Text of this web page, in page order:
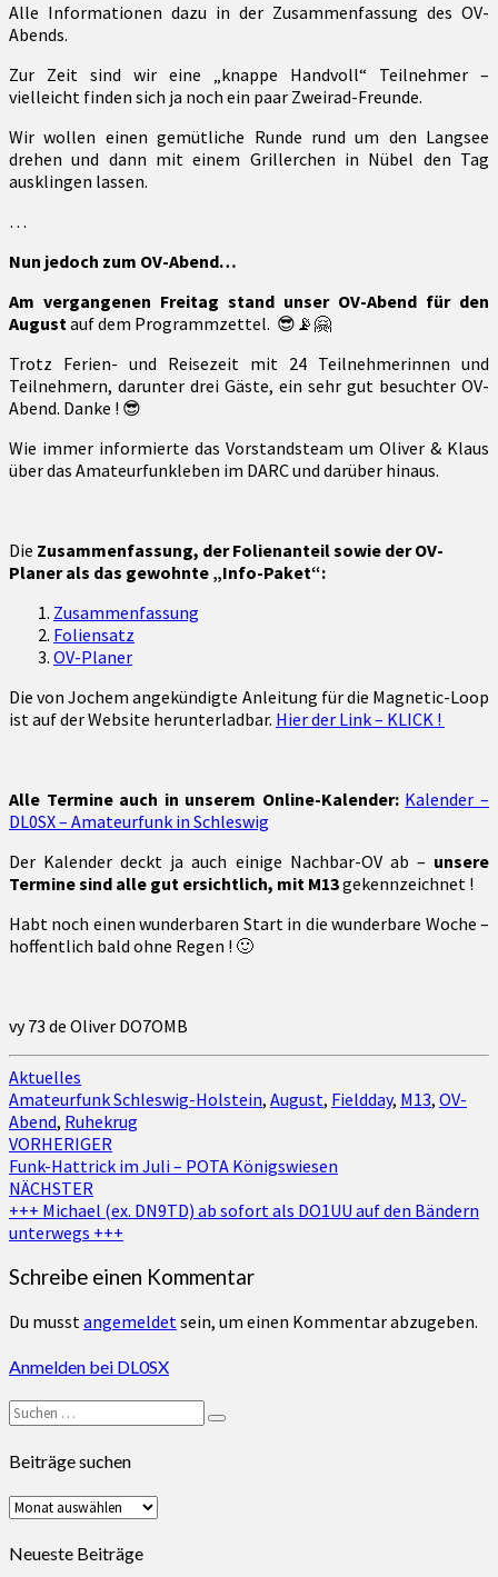
Alle Informationen dazu in der Zusammenfassung des OV-
Abends.
Zur Zeit sind wir eine „knappe Handvoll“ Teilnehmer –
vielleicht finden sich ja noch ein paar Zweirad-Freunde.
Wir wollen einen gemütliche Runde rund um den Langsee
drehen und dann mit einem Grillerchen in Nübel den Tag
ausklingen lassen.
…
Nun jedoch zum OV-Abend…
Am vergangenen Freitag stand unser OV-Abend für den
Augustauf dem Programmzettel. 😎📡🤗
Trotz Ferien- und Reisezeit mit 24 Teilnehmerinnen und
Teilnehmern, darunter drei Gäste, ein sehr gut besuchter OV-
Abend. Danke ! 😎
Wie immer informierte das Vorstandsteam um Oliver & Klaus
über das Amateurfunkleben im DARC und darüber hinaus.
Die Zusammenfassung, der Folienanteil sowie der OV-
Planer als das gewohnte „Info-Paket“:
Zusammenfassung
Foliensatz
OV-Planer
Die von Jochem angekündigte Anleitung für die Magnetic-Loop
ist auf der Website herunterladbar. Hier der Link – KLICK !
Alle Termine auch in unserem Online-Kalender: Kalender –
DL0SX – Amateurfunk in Schleswig
Der Kalender deckt ja auch einige Nachbar-OV ab – unsere
Termine sind alle gut ersichtlich, mit M13gekennzeichnet !
Habt noch einen wunderbaren Start in die wunderbare Woche –
hoffentlich bald ohne Regen ! 🙂
vy 73 de Oliver DO7OMB
Aktuelles
Amateurfunk Schleswig-Holstein, August, Fieldday, M13, OV-
Abend, Ruhekrug
Beitragsnavigation
VORHERIGER
Funk-Hattrick im Juli – POTA Königswiesen
NÄCHSTER
+++ Michael (ex. DN9TD) ab sofort als DO1UU auf den Bändern
unterwegs +++
Schreibe einen Kommentar
Du musst angemeldet sein, um einen Kommentar abzugeben.
Anmelden bei DL0SX
Suchen
nach:
Suchen
Beiträge suchen
Beiträge
suchen
Neueste Beiträge